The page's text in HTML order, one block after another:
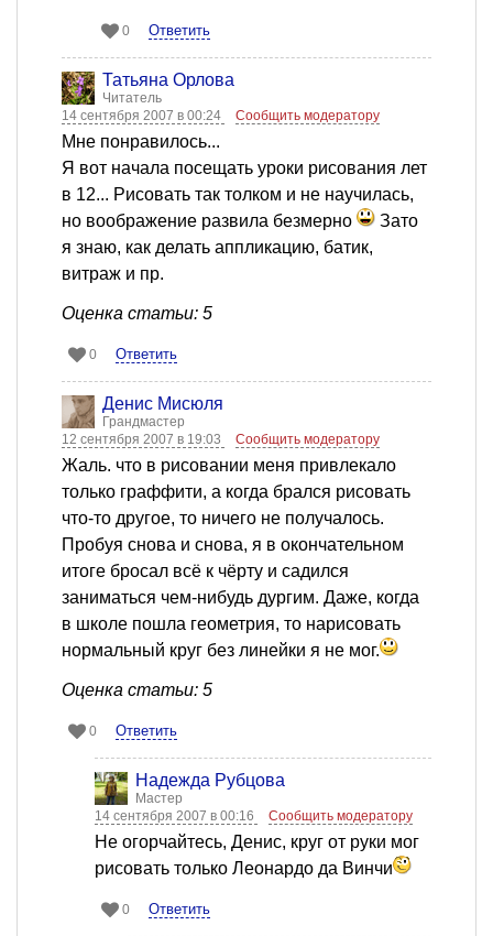
0 Ответить
Татьяна Орлова
Читатель
14 сентября 2007 в 00:24
Сообщить модератору
Мне понравилось...
Я вот начала посещать уроки рисования лет
в 12... Рисовать так толком и не научилась,
но воображение развила безмерно
Зато
я знаю, как делать аппликацию, батик,
витраж и пр.
Оценка статьи: 5
0 Ответить
Денис Мисюля
Грандмастер
12 сентября 2007 в 19:03
Сообщить модератору
Жаль. что в рисовании меня привлекало
только граффити, а когда брался рисовать
что-то другое, то ничего не получалось.
Пробуя снова и снова, я в окончательном
итоге бросал всё к чёрту и садился
заниматься чем-нибудь дургим. Даже, когда
в школе пошла геометрия, то нарисовать
нормальный круг без линейки я не мог.
Оценка статьи: 5
0 Ответить
Надежда Рубцова
Мастер
14 сентября 2007 в 00:16
Сообщить модератору
Не огорчайтесь, Денис, круг от руки мог
рисовать только Леонардо да Винчи
0 Ответить